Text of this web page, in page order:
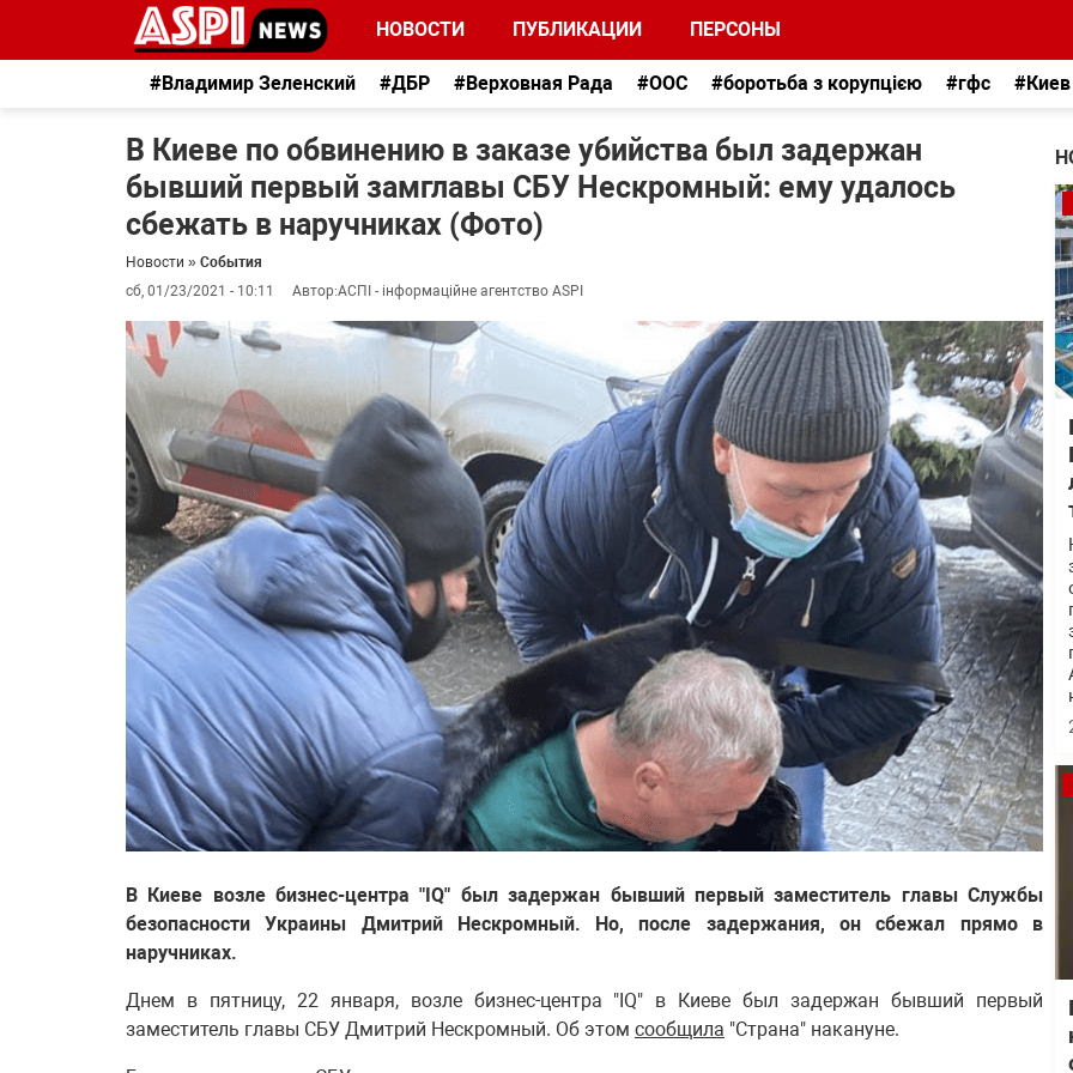
НОВОСТИ ПУБЛИКАЦИИ ПЕРСОНЫ
#Владимир Зеленский #ДБР #Верховная Рада #ООС #боротьба з корупцією #гфс #Киев
В Киеве по обвинению в заказе убийства был задержан
бывший первый замглавы СБУ Нескромный: ему удалось
сбежать в наручниках (Фото)
Новости » События
сб, 01/23/2021 - 10:11
Автор:АСПІ - інформаційне агентство ASPI
В Киеве возле бизнес-центра "IQ" был задержан бывший первый заместитель главы Службы
безопасности Украины Дмитрий Нескромный. Но, после задержания, он сбежал прямо в
наручниках.
Днем в пятницу, 22 января, возле бизнес-центра "IQ" в Киеве был задержан бывший первый
заместитель главы СБУ Дмитрий Нескромный. Об этом сообщила "Страна" накануне.